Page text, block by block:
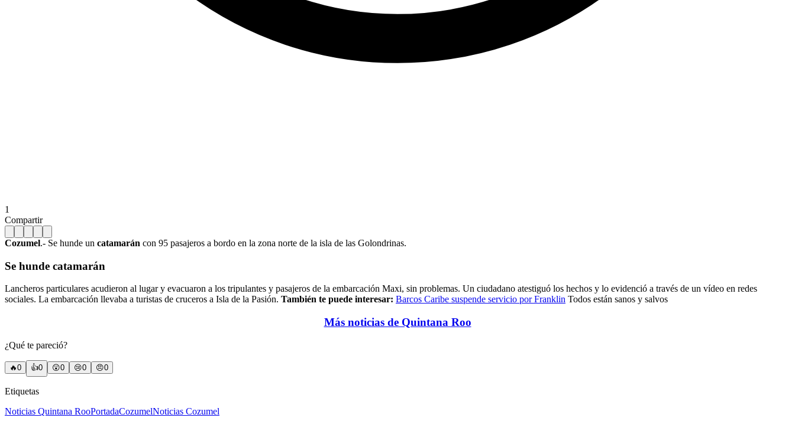
1
Compartir
Cozumel.- Se hunde un catamarán con 95 pasajeros a bordo en la zona norte de la isla de las Golondrinas.
Se hunde catamarán
Lancheros particulares acudieron al lugar y evacuaron a los tripulantes y pasajeros de la embarcación Maxi, sin problemas. Un ciudadano atestiguó los hechos y lo evidenció a través de un vídeo en redes
sociales. La embarcación llevaba a turistas de cruceros a Isla de la Pasión. También te puede interesar: Barcos Caribe suspende servicio por Franklin Todos están sanos y salvos
Más noticias de Quintana Roo
¿Qué te pareció?
🔥0 👍0 😲0 😢0 😠0
Etiquetas
Noticias Quintana RooPortadaCozumelNoticias Cozumel